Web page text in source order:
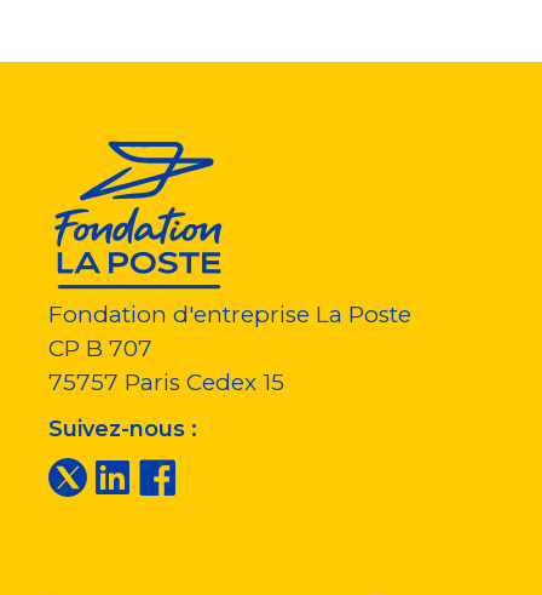
Fondation d'entreprise La Poste
CP B 707
75757 Paris Cedex 15
Suivez-nous :